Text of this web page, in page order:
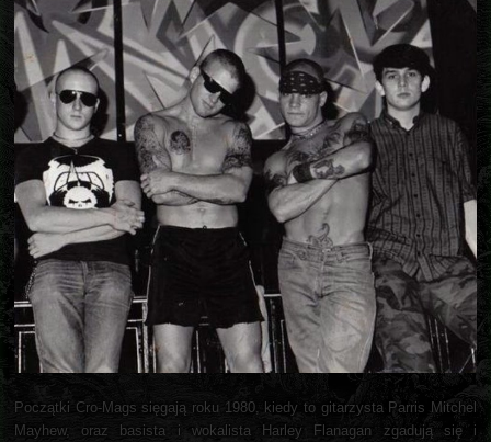
Początki Cro-Mags sięgają roku 1980, kiedy to gitarzysta Parris Mitchel
Mayhew, oraz basista i wokalista Harley Flanagan zgadują się i